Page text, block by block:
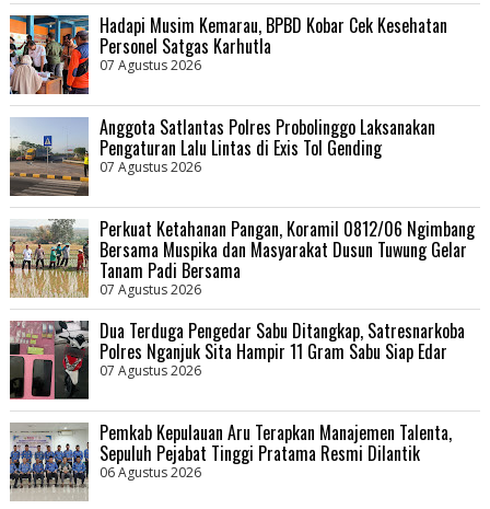
Hadapi Musim Kemarau, BPBD Kobar Cek Kesehatan
Personel Satgas Karhutla
07 Agustus 2026
Anggota Satlantas Polres Probolinggo Laksanakan
Pengaturan Lalu Lintas di Exis Tol Gending
07 Agustus 2026
Perkuat Ketahanan Pangan, Koramil 0812/06 Ngimbang
Bersama Muspika dan Masyarakat Dusun Tuwung Gelar
Tanam Padi Bersama
07 Agustus 2026
Dua Terduga Pengedar Sabu Ditangkap, Satresnarkoba
Polres Nganjuk Sita Hampir 11 Gram Sabu Siap Edar
07 Agustus 2026
Pemkab Kepulauan Aru Terapkan Manajemen Talenta,
Sepuluh Pejabat Tinggi Pratama Resmi Dilantik
06 Agustus 2026